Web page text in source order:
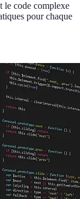
le code complexe
pour chaque